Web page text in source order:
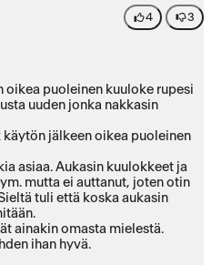
4 3
oikea puoleinen kuuloke rupesi
uuden jonka nakkasin
asiaa. Aukasin kuulokkeet ja
joten otin
tuli että koska aukasin
ainakin omasta mielestä.
ihan hyvä.